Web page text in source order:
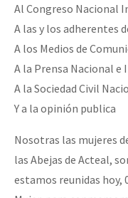
Fotorreportaje
Video
Otras secciones
Semillero Guerra
Libros para descargar
Medios Libres
Al Congreso Nacional
A las y los adherentes
A los Medios de
A la Prensa Nacional
A la Sociedad Civil
Y a la opinión publica
Nosotras las mujeres
las Abejas de Acteal,
estamos reunidas hoy,